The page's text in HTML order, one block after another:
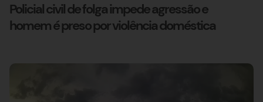
Policial civil de folga impede agressão e
homem é preso por violência doméstica